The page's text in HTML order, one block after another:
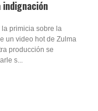
indignación
la primicia sobre la
un video hot de Zulma
producción se
s...